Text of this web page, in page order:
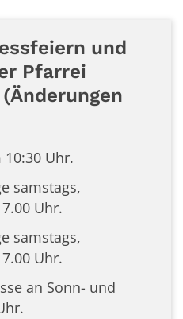
und
Pfarrei
Uhr.
samstags,
Uhr.
samstags,
Uhr.
an Sonn- und